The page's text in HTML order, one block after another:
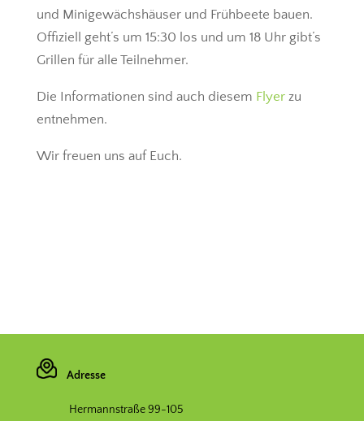
und Minigewächshäuser und Frühbeete bauen.
Offiziell geht’s um 15:30 los und um 18 Uhr gibt’s
Grillen für alle Teilnehmer.
Die Informationen sind auch diesem Flyerzu
entnehmen.
Wir freuen uns auf Euch.
Adresse
Hermannstraße 99-105